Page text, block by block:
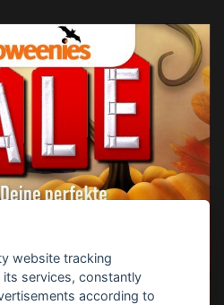
website tracking
services, constantly
according to